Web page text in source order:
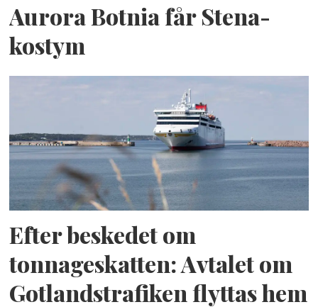
Aurora Botnia får Stena-
kostym
Efter beskedet om
tonnageskatten: Avtalet om
Gotlandstrafiken flyttas hem